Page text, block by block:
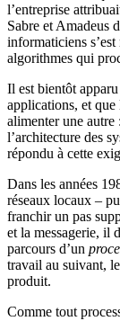
l’entreprise
Sabre et Amadeus
informaticiens
algorithmes qui
Il est bientôt
applications, et que
alimenter une autre
l’architecture des
répondu à cette
Dans les années
réseaux locaux –
franchir un pas
et la messagerie, il
parcours d’un
travail au suivant,
produit.
Comme tout